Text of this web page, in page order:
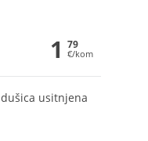
1 79
€/kom
usitnjena